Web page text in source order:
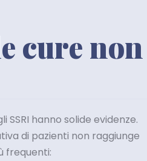
cure non
SSRI hanno solide evidenze.
di pazienti non raggiunge
frequenti: